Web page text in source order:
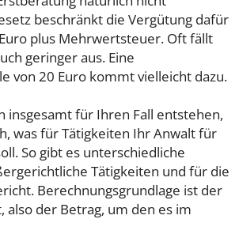
beschränkt die Vergütung dafür
plus Mehrwertsteuer. Oft fällt
geringer aus. Eine
von 20 Euro kommt vielleicht dazu.
insgesamt für Ihren Fall entstehen,
was für Tätigkeiten Ihr Anwalt für
So gibt es unterschiedliche
Tätigkeiten und für die
Berechnungsgrundlage ist der
also der Betrag, um den es im